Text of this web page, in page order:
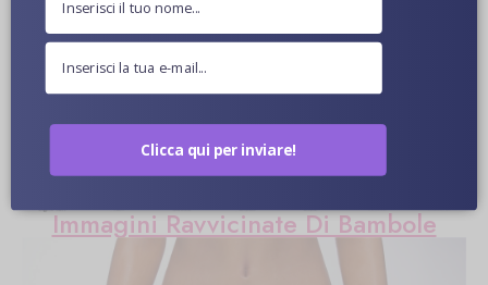
Ulteriori informazioni
Immagini Ravvicinate Di Bambole
Clicca qui per inviare!